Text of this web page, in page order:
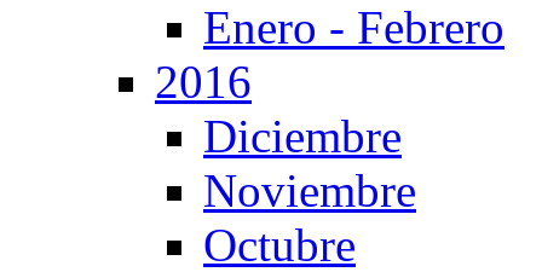
Enero - Febrero
2016
Diciembre
Noviembre
Octubre